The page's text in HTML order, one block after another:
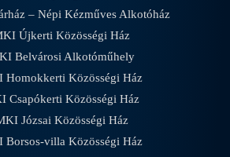
– Népi Kézműves Alkotóház
Újkerti Közösségi Ház
Belvárosi Alkotóműhely
Homokkerti Közösségi Ház
Csapókerti Közösségi Ház
Józsai Közösségi Ház
Borsos-villa Közösségi Ház